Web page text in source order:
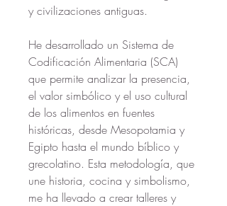
y civilizaciones antiguas.
He desarrollado un Sistema de
Codificación Alimentaria (SCA)
que permite analizar la presencia,
el valor simbólico y el uso cultural
de los alimentos en fuentes
históricas, desde Mesopotamia y
Egipto hasta el mundo bíblico y
grecolatino. Esta metodología, que
une historia, cocina y simbolismo,
me ha llevado a crear talleres y